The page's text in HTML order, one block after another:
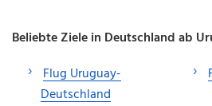
Beliebte Ziele in Deutschland ab
Flug Uruguay-
Deutschland